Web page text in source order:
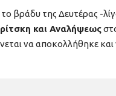
βράδυ της Δευτέρας -
και Αναλήψεως
να αποκολλήθηκε και